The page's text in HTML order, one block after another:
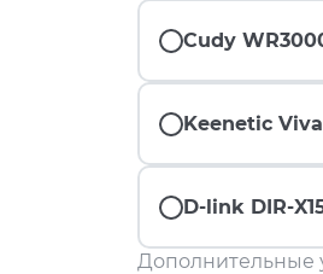
Cudy
Keenetic Viva
D-link DIR-
Дополнительные